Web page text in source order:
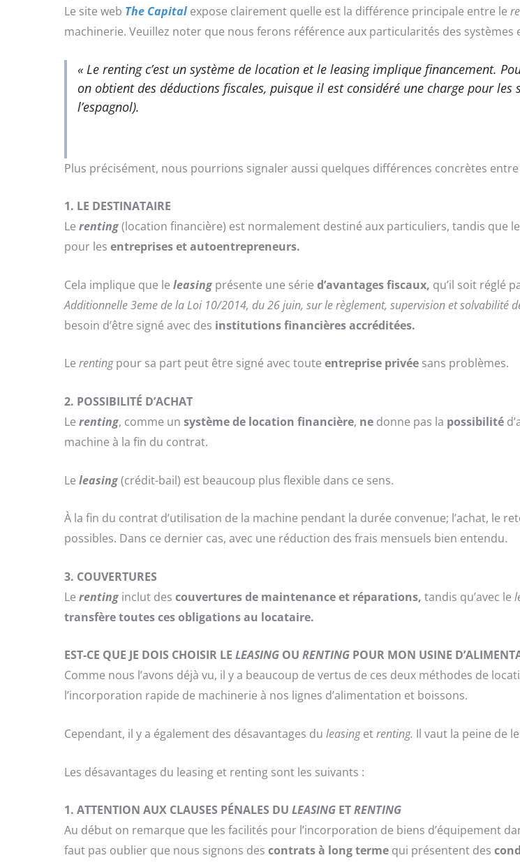
Le site web The Capital expose clairement quelle est la différence principale entre le
machinerie. Veuillez noter que nous ferons référence aux particularités des systèmes
« Le rentingc’est un système de location et le leasingimplique financement.
on obtient des déductions fiscales, puisque il est considéré une charge pour les
l’espagnol).
Plus précisément, nous pourrions signaler aussi quelques différences concrètes entre
1. LE DESTINATAIRE
Le renting(location financière) est normalement destiné aux particuliers, tandis que le
pour les entreprises et autoentrepreneurs.
Cela implique que le leasing présente une série d’avantages fiscaux, qu’il soit réglé
Additionnelle 3eme de la Loi 10/2014, du 26 juin, sur le règlement, supervision et solvabilité
besoin d’être signé avec des institutions financières accréditées.
Le rentingpour sa part peut être signé avec toute entreprise privée sans problèmes.
2. POSSIBILITÉ D’ACHAT
Le renting, comme un système de location financière, ne donne pas la possibilité
machine à la fin du contrat.
Le leasing(crédit-bail) est beaucoup plus flexible dans ce sens.
À la fin du contrat d’utilisation de la machine pendant la durée convenue; l’achat, le
possibles. Dans ce dernier cas, avec une réduction des frais mensuels bien entendu.
3. COUVERTURES
Le renting inclut des couvertures de maintenance et réparations, tandis qu’avec le
transfère toutes ces obligations au locataire.
EST-CE QUE JE DOIS CHOISIR LE LEASING OU RENTING POUR MON USINE
Comme nous l’avons déjà vu, il y a beaucoup de vertus de ces deux méthodes de
l’incorporation rapide de machinerie à nos lignes d’alimentation et boissons.
Cependant, il y a également des désavantages du leasingetrenting. Il vaut la peine de
Les désavantages du leasing et renting sont les suivants :
1. ATTENTION AUX CLAUSES PÉNALES DU LEASING ETRENTING
Au début on remarque que les facilités pour l’incorporation de biens d’équipement
faut pas oublier que nous signons des contrats à long terme qui présentent des